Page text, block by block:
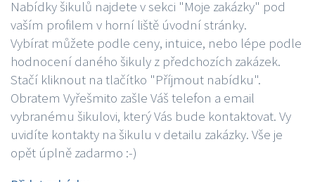
Nabídky šikulů najdete v sekci "Moje zakázky" pod
vaším profilem v horní liště úvodní stránky.
Vybírat můžete podle ceny, intuice, nebo lépe podle
hodnocení daného šikuly z předchozích zakázek.
Stačí kliknout na tlačítko "Příjmout nabídku".
Obratem Vyřešmito zašle Váš telefon a email
vybranému šikulovi, který Vás bude kontaktovat. Vy
uvidíte kontakty na šikulu v detailu zakázky. Vše je
opět úplně zadarmo :-)